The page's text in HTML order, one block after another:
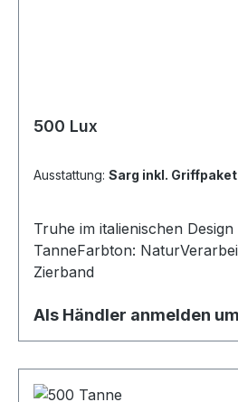
500 Lux
Ausstattung: Sarg inkl. Griffpaket
Truhe im italienischen Design
TanneFarbton:
Zierband
Als Händler anmelden